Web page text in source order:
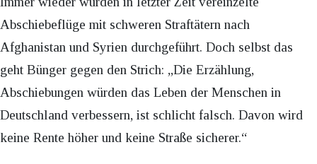
Abschiebeflüge mit schweren Straftätern nach
Afghanistan und Syrien durchgeführt. Doch selbst das
geht Bünger gegen den Strich: „Die Erzählung,
Abschiebungen würden das Leben der Menschen in
Deutschland verbessern, ist schlicht falsch. Davon wird
keine Rente höher und keine Straße sicherer.“